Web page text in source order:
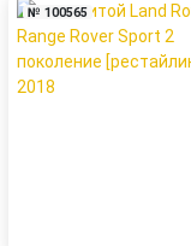
№ 100565